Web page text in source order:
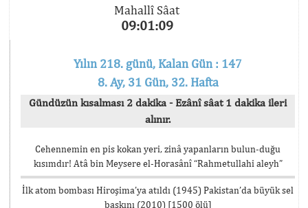
Mahallî Sâat
09:01:09
Yılın 218. günü, Kalan Gün : 147
8. Ay, 31 Gün, 32. Hafta
Gündüzün kısalması 2 dakika - Ezânî sâat 1 dakika ileri
alınır.
Cehennemin en pis kokan yeri, zinâ yapanların bulun-duğu
kısımdır! Atâ bin Meysere el-Horasânî “Rahmetullahi aleyh”
İlk atom bombası Hiroşima’ya atıldı (1945) Pakistan’da büyük sel
baskını (2010) [1500 ölü]